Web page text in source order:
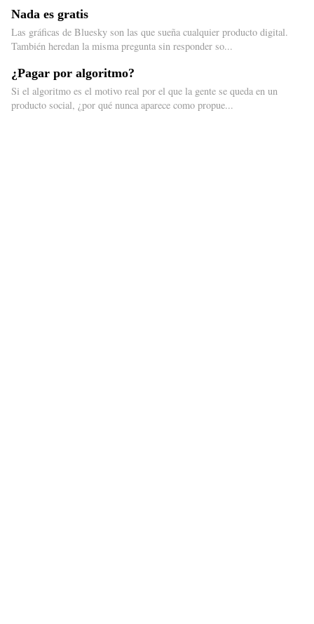
Nada es gratis
Las gráficas de Bluesky son las que sueña cualquier producto digital.
También heredan la misma pregunta sin responder so...
¿Pagar por algoritmo?
Si el algoritmo es el motivo real por el que la gente se queda en un
producto social, ¿por qué nunca aparece como propue...